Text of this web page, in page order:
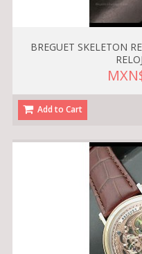
BREGUET SKELETON
Add to Cart